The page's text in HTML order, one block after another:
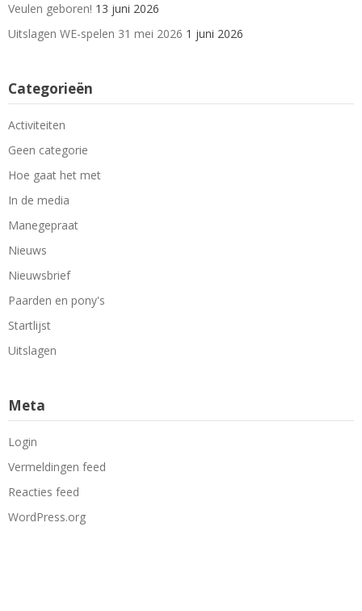
Veulen geboren! 13 juni 2026
Uitslagen WE-spelen 31 mei 2026 1 juni 2026
Categorieën
Activiteiten
Geen categorie
Hoe gaat het met
In de media
Manegepraat
Nieuws
Nieuwsbrief
Paarden en pony's
Startlijst
Uitslagen
Meta
Login
Vermeldingen feed
Reacties feed
WordPress.org